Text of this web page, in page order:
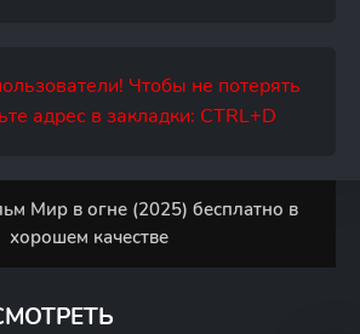
Чтобы не потерять
адрес в закладки: CTRL+D
Мир в огне (2025) бесплатно в
хорошем качестве